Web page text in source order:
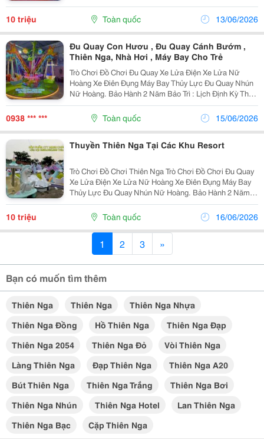
10 triệu Toàn quốc 13/06/2026
Đu Quay Con Hươu , Đu Quay Cánh Bướm ,
Thiên Nga, Nhà Hơi , Máy Bay Cho Trẻ
Trò Chơi Đồ Chơi Đu Quay Xe Lửa Điện Xe Lửa Nữ
Hoàng Xe Điên Đụng Máy Bay Thủy Lực Đu Quay Nhún
Nữ Hoàng. Bảo Hành 2 Năm Bảo Trì : Lịch Định Kỳ Theo
Quy Định Hiện Hành Của Công Ty Đồ Chơi Mạnh Dung.
Sản Phẩm Dành Cho Trẻ Em Lớn Hơn 3 Tuổi Và...
0938 *** *** Toàn quốc 15/06/2026
Thuyền Thiên Nga Tại Các Khu Resort
Trò Chơi Đồ Chơi Thiên Nga Trò Chơi Đồ Chơi Đu Quay
Xe Lửa Điện Xe Lửa Nữ Hoàng Xe Điên Đụng Máy Bay
Thủy Lực Đu Quay Nhún Nữ Hoàng. Bảo Hành 2 Năm
Bảo Trì : Lịch Định Kỳ Theo Quy Định Hiện Hành Của
Công Ty Đồ Chơi Mạnh Dung. Sản Phẩm Dành Cho Trẻ
10 triệu Toàn quốc 16/06/2026
1 2 3 »
Bạn có muốn tìm thêm
Thiên Nga Thiên Nga
Thiên Nga Nhựa
Thiên Nga Đồng
Hồ Thiên Nga
Thiên Nga Đạp
Thiên Nga 2054
Thiên Nga Đỏ
Vòi Thiên Nga
Làng Thiên Nga
Đạp Thiên Nga
Thiên Nga A20
Bút Thiên Nga
Thiên Nga Trắng
Thiên Nga Bơi
Thiên Nga Nhún
Thiên Nga Hotel
Lan Thiên Nga
Thiên Nga Bạc
Cặp Thiên Nga